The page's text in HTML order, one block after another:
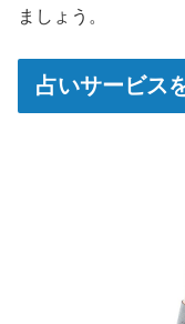
ましょう。
占いサービス